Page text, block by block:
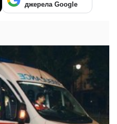
джерела Google